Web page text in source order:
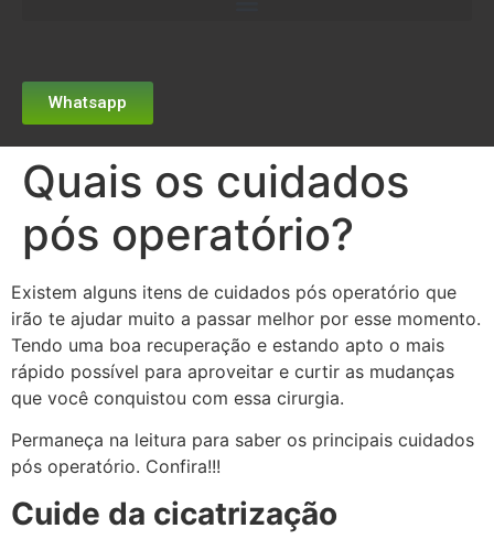
Whatsapp
Quais os cuidados
pós operatório?
Existem alguns itens de cuidados pós operatório que
irão te ajudar muito a passar melhor por esse momento.
Tendo uma boa recuperação e estando apto o mais
rápido possível para aproveitar e curtir as mudanças
que você conquistou com essa cirurgia.
Permaneça na leitura para saber os principais cuidados
pós operatório. Confira!!!
Cuide da cicatrização